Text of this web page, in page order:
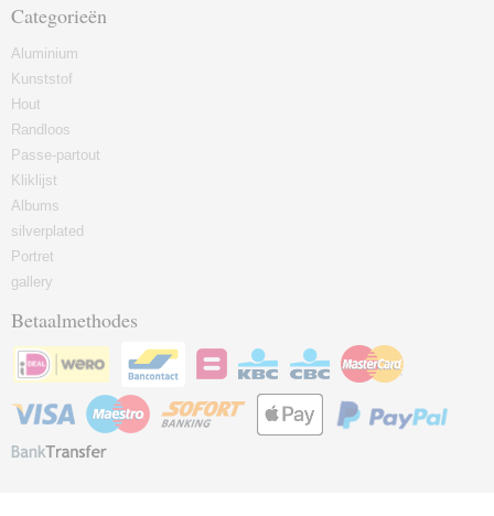
Categorieën
Aluminium
Kunststof
Hout
Randloos
Passe-partout
Kliklijst
Albums
silverplated
Portret
gallery
Betaalmethodes